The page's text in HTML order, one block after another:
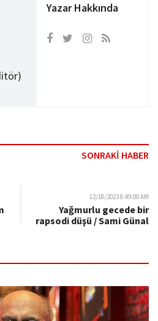
Yazar Hakkında
SONRAKİ HABER
12/18/2023 8:49:00 AM
Yağmurlu gecede bir
rapsodi düşü / Sami Günal